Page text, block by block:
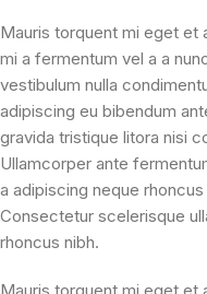
Mauris torquent mi eget et
mi a fermentum vel a a
vestibulum nulla
adipiscing eu bibendum
gravida tristique litora nisi
Ullamcorper ante
a adipiscing neque
Consectetur scelerisque
rhoncus nibh.